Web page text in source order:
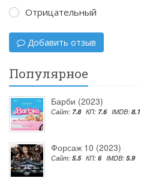
Отрицательный
Добавить отзыв
Популярное
Барби (2023)
Сайт: 7.8 КП: 7.6 IMDB: 8.1
Форсаж 10 (2023)
Сайт: 5.5 КП: 6 IMDB: 5.9